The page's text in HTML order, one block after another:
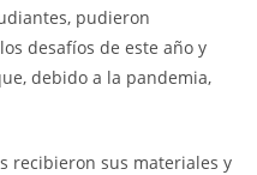
pudieron
desafíos de este año y
debido a la pandemia,
recibieron sus materiales y